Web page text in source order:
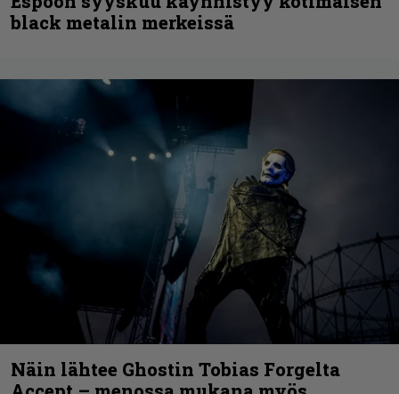
black metalin merkeissä
Näin lähtee Ghostin Tobias Forgelta